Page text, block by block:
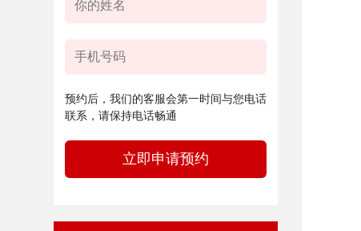
预约后，我们的客服会第一时间与您电话
联系，请保持电话畅通
立即申请预约